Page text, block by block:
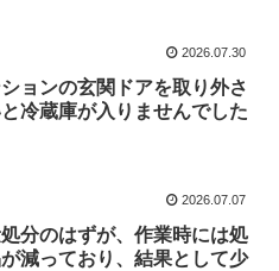
2026.07.30
ョンの玄関ドアを取り外さ
冷蔵庫が入りませんでした
2026.07.07
分のはずが、作業時には処
減っており、結果として少